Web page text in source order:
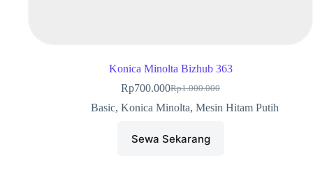
Konica Minolta Bizhub 363
Rp1.000.000
Rp700.000
Basic, Konica Minolta, Mesin Hitam Putih
Sewa Sekarang